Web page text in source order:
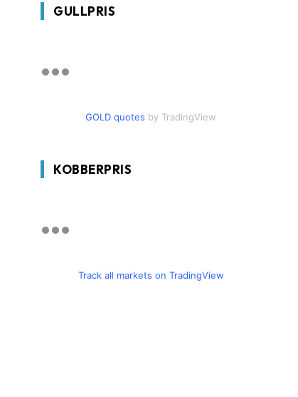
GULLPRIS
GOLD quotes by TradingView
KOBBERPRIS
Track all markets on TradingView